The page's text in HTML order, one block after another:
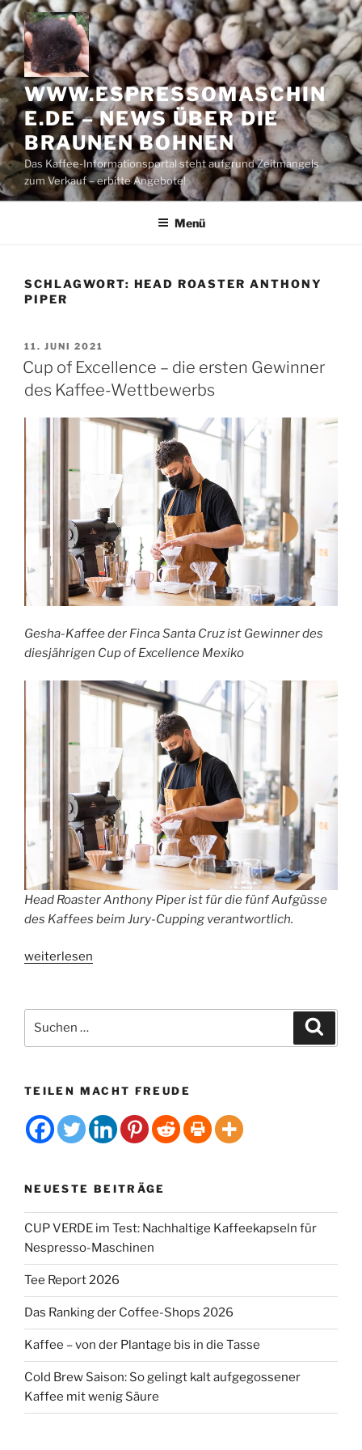
Zum
Inhalt
springen
WWW.ESPRESSOMASCHIN
E.DE – NEWS ÜBER DIE
BRAUNEN BOHNEN
Das Kaffee-Informationsportal steht aufgrund Zeitmangels
zum Verkauf – erbitte Angebote!
Menü
SCHLAGWORT: HEAD ROASTER ANTHONY
PIPER
VERÖFFENTLICHT
AM
11. JUNI 2021
Cup of Excellence – die ersten Gewinner
des Kaffee-Wettbewerbs
Gesha-Kaffee der Finca Santa Cruz ist Gewinner des
diesjährigen Cup of Excellence Mexiko
Head Roaster Anthony Piper ist für die fünf Aufgüsse
des Kaffees beim Jury-Cupping verantwortlich.
„Cup
–
die
des
Wettbewerbs“
weiterlesen
nach:
TEILEN MACHT FREUDE
NEUESTE BEITRÄGE
CUP VERDE im Test: Nachhaltige Kaffeekapseln für
Nespresso-Maschinen
Tee Report 2026
Das Ranking der Coffee-Shops 2026
Kaffee – von der Plantage bis in die Tasse
Cold Brew Saison: So gelingt kalt aufgegossener
Kaffee mit wenig Säure